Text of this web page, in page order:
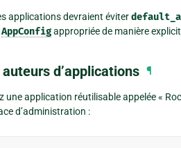
applications devraient éviter
AppConfigappropriée de manière
d’applications ¶
une application réutilisable appelée «
d’administration :